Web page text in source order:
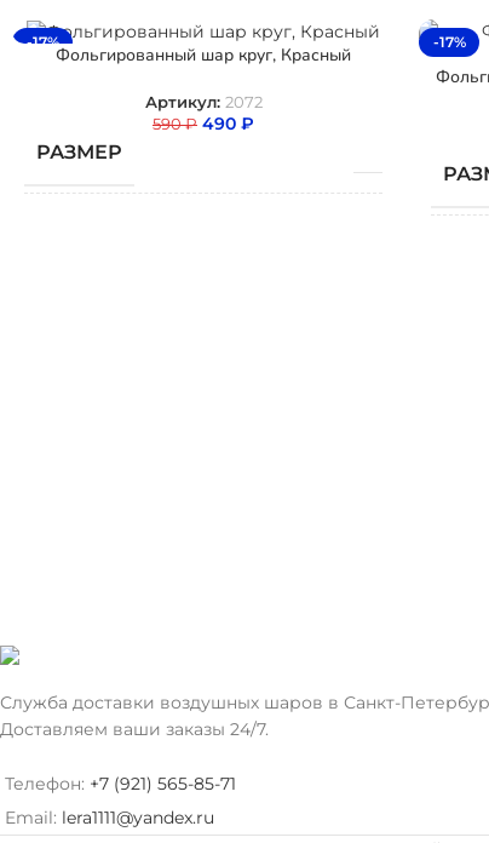
-17%
Фольгированный шар круг, Красный
Артикул: 2072
590₽ 490 ₽
РАЗМЕР
-17%
Служба доставки воздушных шаров в Санкт-
Доставляем ваши заказы 24/7.
Телефон: +7 (921) 565-85-71
Email: lera1111@yandex.ru